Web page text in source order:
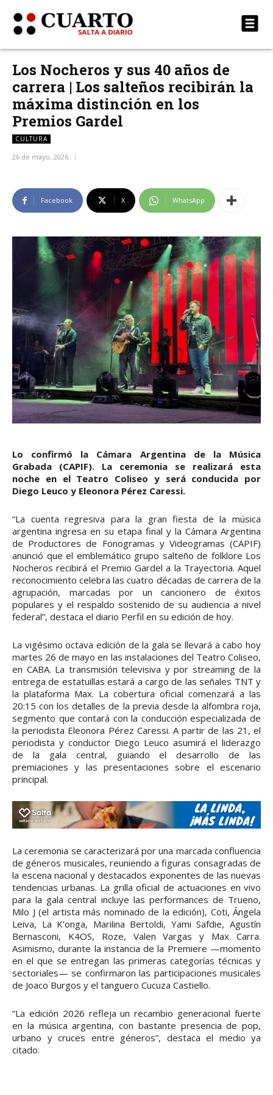
Los Nocheros y sus 40 años de
carrera | Los salteños recibirán la
máxima distinción en los
Premios Gardel
CULTURA
26 de mayo, 2026
Facebook X WhatsApp
Lo confirmó la Cámara Argentina de la Música
Grabada (CAPIF). La ceremonia se realizará esta
noche en el Teatro Coliseo y será conducida por
Diego Leuco y Eleonora Pérez Caressi.
“La cuenta regresiva para la gran fiesta de la música
argentina ingresa en su etapa final y la Cámara Argentina
de Productores de Fonogramas y Videogramas (CAPIF)
anunció que el emblemático grupo salteño de folklore Los
Nocheros recibirá el Premio Gardel a la Trayectoria. Aquel
reconocimiento celebra las cuatro décadas de carrera de la
agrupación, marcadas por un cancionero de éxitos
populares y el respaldo sostenido de su audiencia a nivel
federal”, destaca el diario Perfil en su edición de hoy.
La vigésimo octava edición de la gala se llevará a cabo hoy
martes 26 de mayo en las instalaciones del Teatro Coliseo,
en CABA. La transmisión televisiva y por streaming de la
entrega de estatuillas estará a cargo de las señales TNT y
la plataforma Max. La cobertura oficial comenzará a las
20:15 con los detalles de la previa desde la alfombra roja,
segmento que contará con la conducción especializada de
la periodista Eleonora Pérez Caressi. A partir de las 21, el
periodista y conductor Diego Leuco asumirá el liderazgo
de la gala central, guiando el desarrollo de las
premiaciones y las presentaciones sobre el escenario
principal.
La ceremonia se caracterizará por una marcada confluencia
de géneros musicales, reuniendo a figuras consagradas de
la escena nacional y destacados exponentes de las nuevas
tendencias urbanas. La grilla oficial de actuaciones en vivo
para la gala central incluye las performances de Trueno,
Milo J (el artista más nominado de la edición), Coti, Ángela
Leiva, La K’onga, Marilina Bertoldi, Yami Safdie, Agustín
Bernasconi, K4OS, Roze, Valen Vargas y Max Carra.
Asimismo, durante la instancia de la Premiere —momento
en el que se entregan las primeras categorías técnicas y
sectoriales— se confirmaron las participaciones musicales
de Joaco Burgos y el tanguero Cucuza Castiello.
“La edición 2026 refleja un recambio generacional fuerte
en la música argentina, con bastante presencia de pop,
urbano y cruces entre géneros”, destaca el medio ya
citado.